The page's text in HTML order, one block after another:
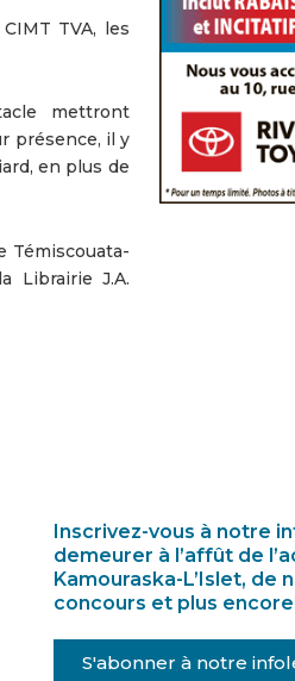
TVA, les
mettront
présence, il y
en plus de
Témiscouata-
Librairie J.A.
Inscrivez-vous à notre
demeurer à l’affût de
Kamouraska-L’Islet, de
concours et plus
S'abonner à notre